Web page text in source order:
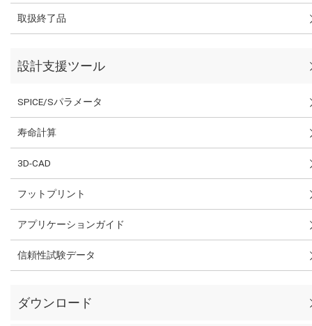
取扱終了品
設計支援ツール
SPICE/Sパラメータ
寿命計算
3D-CAD
フットプリント
アプリケーションガイド
信頼性試験データ
ダウンロード